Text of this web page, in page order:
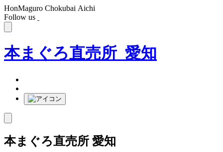
HonMaguro Chokubai Aichi
Follow us
本まぐろ直売所 愛知
本まぐろ直売所 愛知